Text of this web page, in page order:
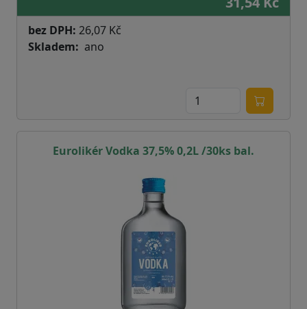
bez DPH: 26,07 Kč
Skladem
ano
Eurolikér Vodka 37,5% 0,2L /30ks bal.